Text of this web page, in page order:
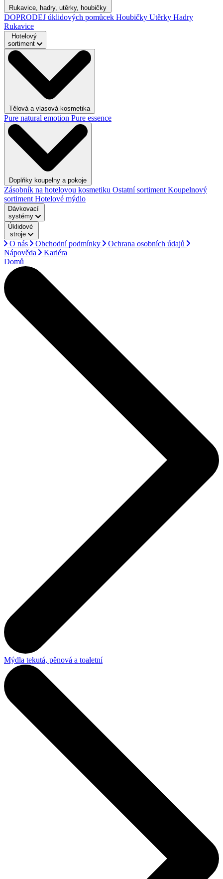
Rukavice, hadry, utěrky, houbičky
DOPRODEJ úklidových pomůcek Houbičky Utěrky Hadry
Rukavice
Hotelový
sortiment
Tělová a vlasová kosmetika
Pure natural emotion Pure essence
Doplňky koupelny a pokoje
Zásobník na hotelovou kosmetiku Ostatní sortiment Koupelnový
sortiment Hotelové mýdlo
Dávkovací
systémy
Úklidové
stroje
O nás Obchodní podmínky
Ochrana osobních údajů
Nápověda
Kariéra
Domů
Mýdla tekutá, pěnová a toaletní